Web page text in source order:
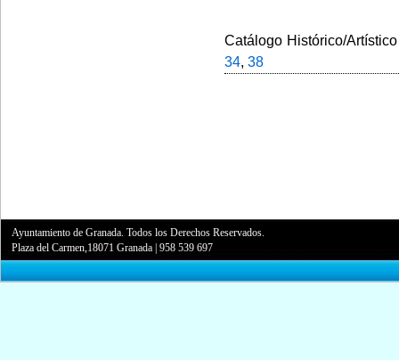
Catálogo Histórico/
34, 38
Ayuntamiento de Granada. Todos los Derechos Reservados.
Plaza del Carmen,18071 Granada |958 539 697